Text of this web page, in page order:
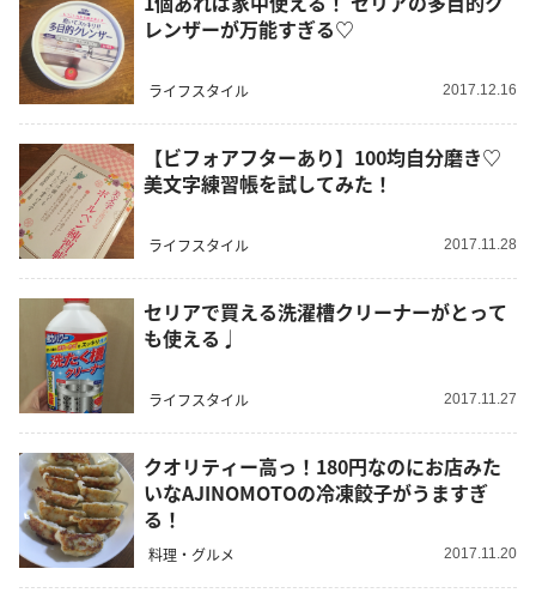
レンザーが万能すぎる♡
ライフスタイル 2017.12.16
【ビフォアフターあり】100均自分磨き♡
美文字練習帳を試してみた！
ライフスタイル 2017.11.28
セリアで買える洗濯槽クリーナーがとって
も使える♩
ライフスタイル 2017.11.27
クオリティー高っ！180円なのにお店みた
いなAJINOMOTOの冷凍餃子がうますぎ
る！
料理・グルメ 2017.11.20